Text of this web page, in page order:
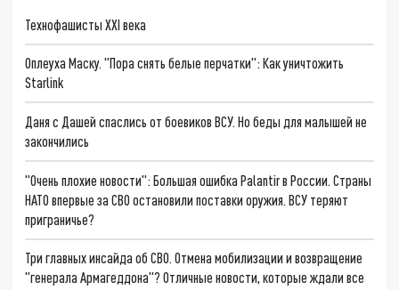
Технофашисты XXI века
Оплеуха Маску. "Пора снять белые перчатки": Как уничтожить
Starlink
Даня с Дашей спаслись от боевиков ВСУ. Но беды для малышей не
закончились
"Очень плохие новости": Большая ошибка Palantir в России. Страны
НАТО впервые за СВО остановили поставки оружия. ВСУ теряют
приграничье?
Три главных инсайда об СВО. Отмена мобилизации и возвращение
"генерала Армагеддона"? Отличные новости, которые ждали все